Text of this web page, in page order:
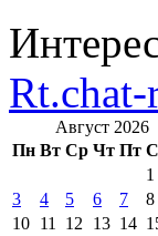
Август 2026
Пн Вт Ср Чт Пт
1
3
4 5 6 7 8
10 11 12 13 14